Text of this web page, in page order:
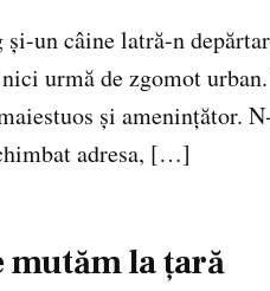
un câine latră-n
urmă de zgomot urban.
și amenințător.
adresa, […]
mutăm la țară